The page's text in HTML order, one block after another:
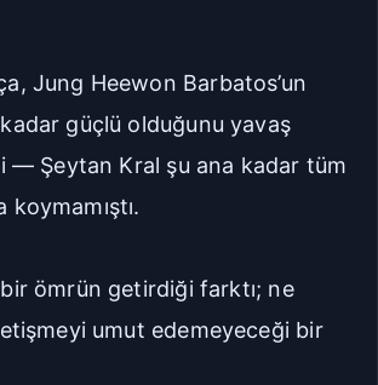
Jung Heewon Barbatos’un
güçlü olduğunu yavaş
— Şeytan Kral şu ana kadar tüm
ömrün getirdiği farktı; ne
umut edemeyeceği bir